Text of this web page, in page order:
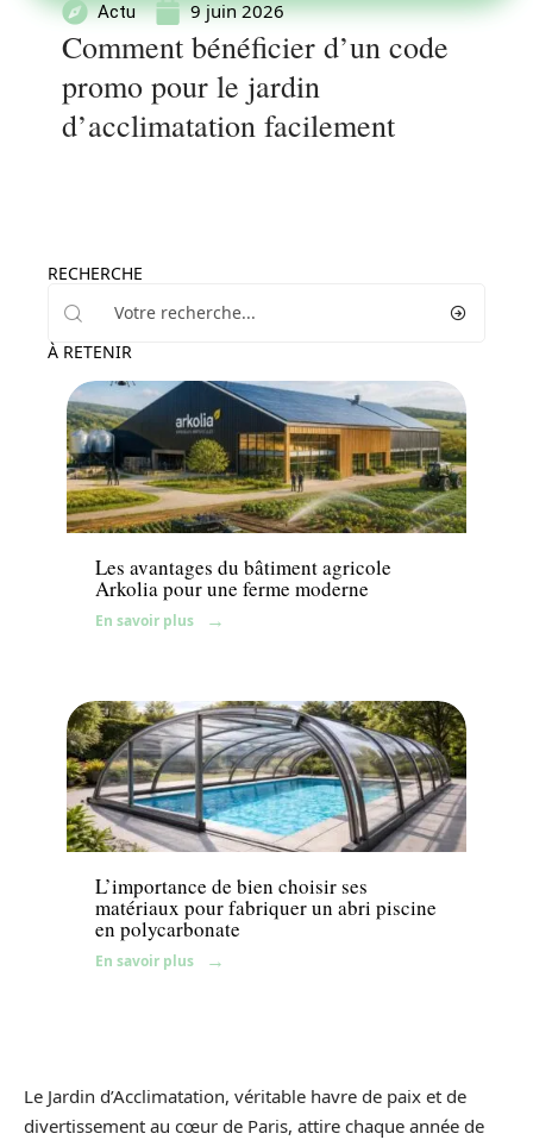
Actu 9 juin 2026
Comment bénéficier d’un code
promo pour le jardin
d’acclimatation facilement
RECHERCHE
À RETENIR
Aménagement extérieur
Les avantages du bâtiment agricole
Arkolia pour une ferme moderne
En savoir plus
Aménagement extérieur
L’importance de bien choisir ses
matériaux pour fabriquer un abri piscine
en polycarbonate
En savoir plus
Le Jardin d’Acclimatation, véritable havre de paix et de
divertissement au cœur de Paris, attire chaque année de